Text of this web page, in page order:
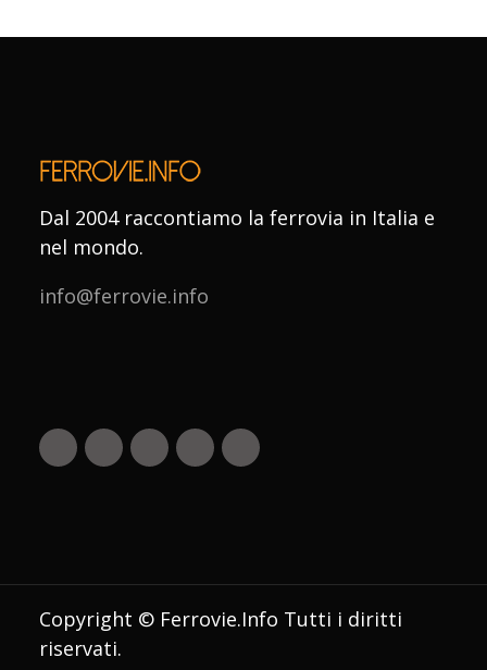
Dal 2004 raccontiamo la ferrovia in Italia e
nel mondo.
info@ferrovie.info
Copyright © Ferrovie.Info Tutti i diritti
riservati.